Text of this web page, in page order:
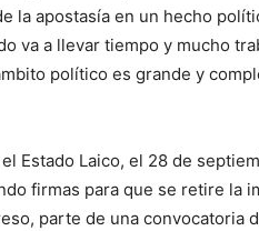
la apostasía en un hecho
va a llevar tiempo y mucho
político es grande y
Estado Laico, el 28 de
firmas para que se retire la
parte de una convocatoria